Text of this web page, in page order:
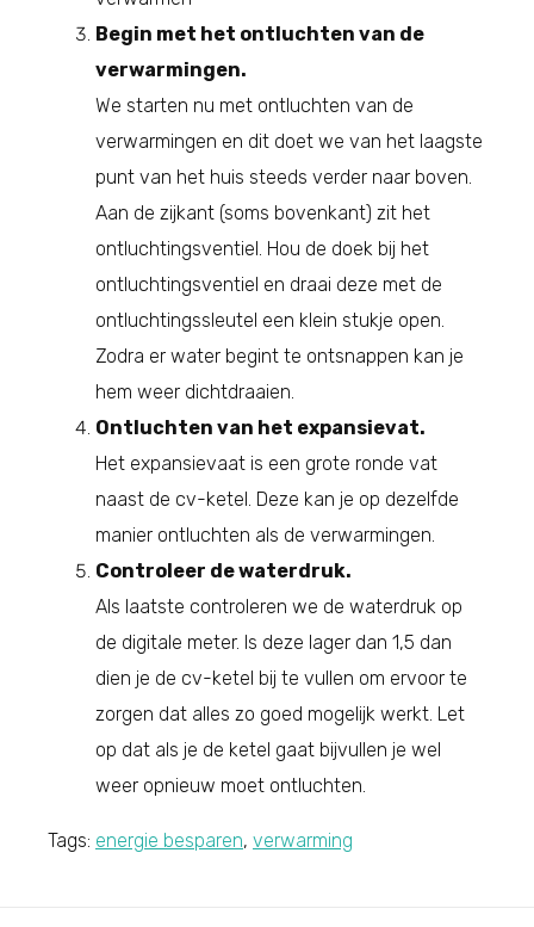
Begin met het ontluchten van de
verwarmingen.
We starten nu met ontluchten van de
verwarmingen en dit doet we van het laagste
punt van het huis steeds verder naar boven.
Aan de zijkant (soms bovenkant) zit het
ontluchtingsventiel. Hou de doek bij het
ontluchtingsventiel en draai deze met de
ontluchtingssleutel een klein stukje open.
Zodra er water begint te ontsnappen kan je
hem weer dichtdraaien.
Ontluchten van het expansievat.
Het expansievaat is een grote ronde vat
naast de cv-ketel. Deze kan je op dezelfde
manier ontluchten als de verwarmingen.
Controleer de waterdruk.
Als laatste controleren we de waterdruk op
de digitale meter. Is deze lager dan 1,5 dan
dien je de cv-ketel bij te vullen om ervoor te
zorgen dat alles zo goed mogelijk werkt. Let
op dat als je de ketel gaat bijvullen je wel
weer opnieuw moet ontluchten.
Tags: energie besparen, verwarming